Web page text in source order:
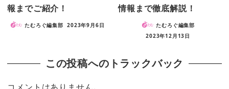
報までご紹介！
たむろぐ編集部 2023年9月6日
情報まで徹底解説！
たむろぐ編集部
2023年12月13日
この投稿へのトラックバック